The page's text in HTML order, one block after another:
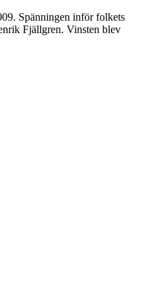
Spänningen inför folkets
Fjällgren. Vinsten blev